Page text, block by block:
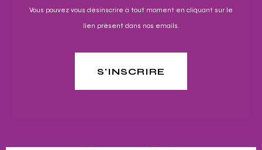
Vous pouvez vous désinscrire à tout moment en cliquant sur le
lien présent dans nos emails.
S'INSCRIRE